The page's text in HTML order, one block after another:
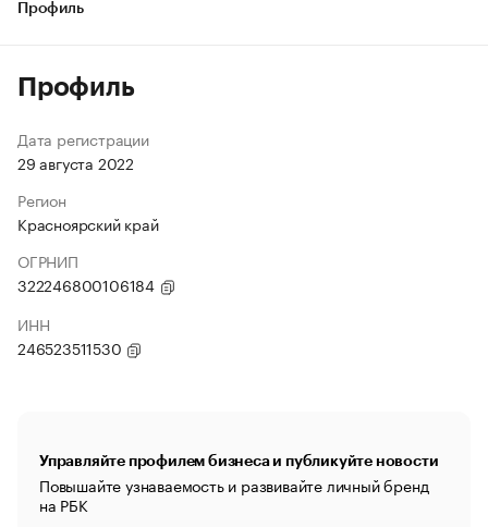
Профиль
Профиль
Дата регистрации
29 августа 2022
Регион
Красноярский край
ОГРНИП
322246800106184
ИНН
246523511530
Управляйте профилем бизнеса и публикуйте новости
Повышайте узнаваемость и развивайте личный бренд
на РБК